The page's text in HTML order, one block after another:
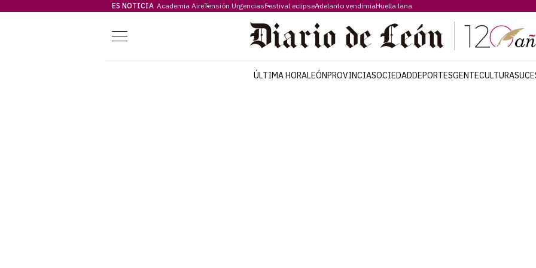
ES NOTICIA Academia AireTensión UrgenciasFestival eclipseAdelanto vendimiaHuella lana
Menú
ÚLTIMA HORALEÓNPROVINCIASOCIEDADDEPORTESGENTECULTURA